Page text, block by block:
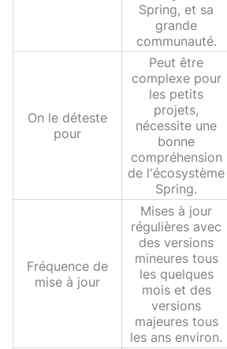
Spring, et sa
grande
communauté.
On le déteste
pour
Peut être
complexe pour
les petits
projets,
nécessite une
bonne
compréhension
de l'écosystème
Spring.
Fréquence de
mise à jour
Mises à jour
régulières avec
des versions
mineures tous
les quelques
mois et des
versions
majeures tous
les ans environ.